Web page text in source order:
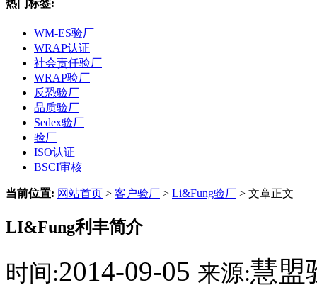
热门标签:
WM-ES验厂
WRAP认证
社会责任验厂
WRAP验厂
反恐验厂
品质验厂
Sedex验厂
验厂
ISO认证
BSCI审核
当前位置: 网站首页 > 客户验厂 > Li&Fung验厂 > 文章正文
LI&Fung利丰简介
时间:2014-09-05 来源:慧盟